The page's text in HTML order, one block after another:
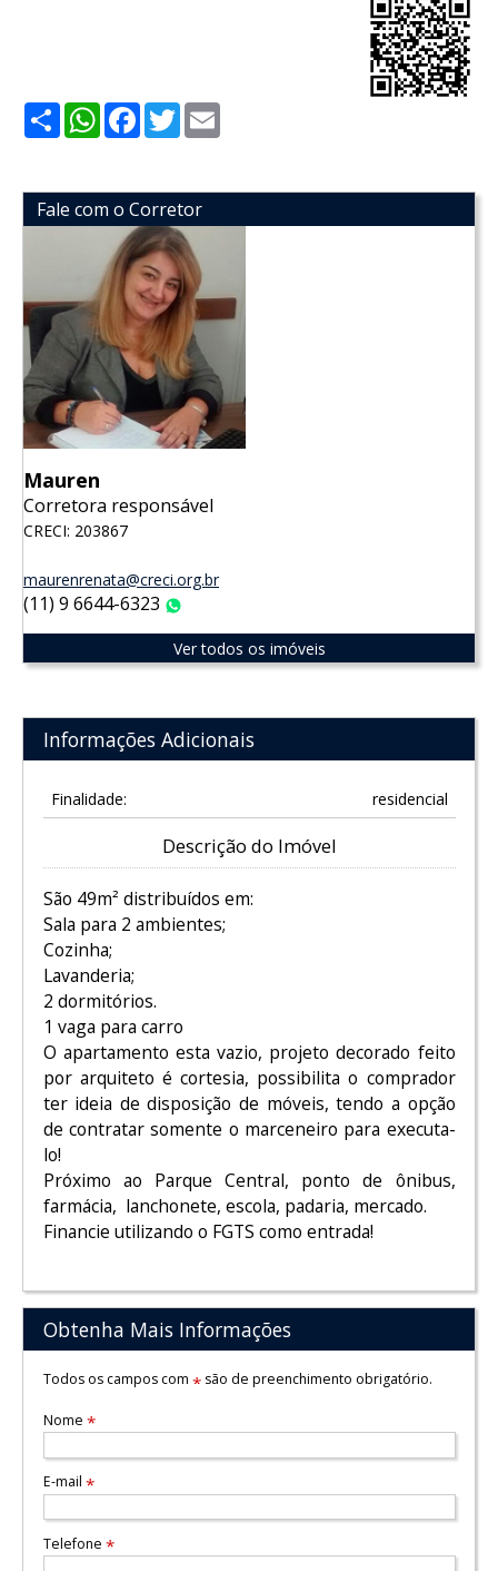
ShareWhatsApp
Facebook
Twitter
Fale com o Corretor
Mauren
Corretora responsável
CRECI: 203867
maurenrenata@creci.org.br
(11) 9 6644-6323
Ver todos os imóveis
Informações Adicionais
Finalidade: residencial
Descrição do Imóvel
São 49m² distribuídos em:
Sala para 2 ambientes;
Cozinha;
Lavanderia;
2 dormitórios.
1 vaga para carro
O apartamento esta vazio, projeto decorado feito
por arquiteto é cortesia, possibilita o comprador
ter ideia de disposição de móveis, tendo a opção
de contratar somente o marceneiro para executa-
lo!
Próximo ao Parque Central, ponto de ônibus,
farmácia, lanchonete, escola, padaria, mercado.
Financie utilizando o FGTS como entrada!
Obtenha Mais Informações
Todos os campos com *são de preenchimento obrigatório.
Nome *
E-mail *
Telefone *